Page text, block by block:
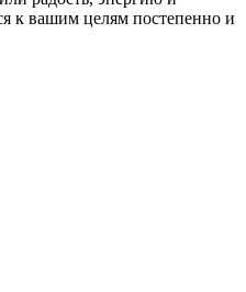
к вашим целям постепенно и